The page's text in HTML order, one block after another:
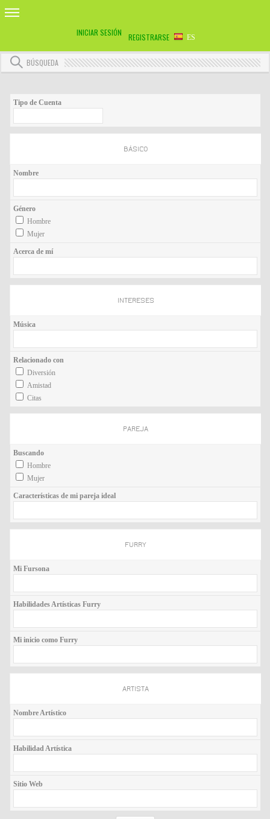
INICIAR SESIÓN REGISTRARSE ES
BÚSQUEDA
Tipo de Cuenta
BÁSICO
Nombre
Género
Hombre
Mujer
Acerca de mí
INTERESES
Música
Relacionado con
Diversión
Amistad
Citas
PAREJA
Buscando
Hombre
Mujer
Características de mi pareja ideal
FURRY
Mi Fursona
Habilidades Artísticas Furry
Mi inicio como Furry
ARTISTA
Nombre Artístico
Habilidad Artística
Sitio Web